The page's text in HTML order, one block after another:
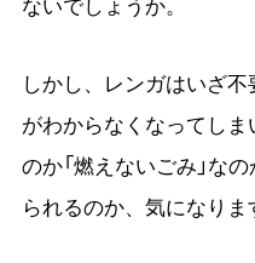
しかし、レンガはいざ
がわからなくなってしま
のか「燃えないごみ」な
られるのか、気になりま